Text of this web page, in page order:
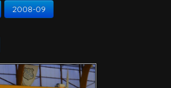
2008-09